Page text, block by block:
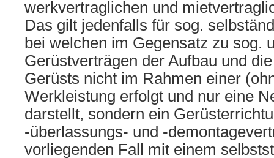
werkvertraglichen und
Das gilt jedenfalls für sog.
bei welchen im Gegensatz zu sog.
Gerüstverträgen der Aufbau und
Gerüsts nicht im Rahmen einer
Werkleistung erfolgt und nur eine
darstellt, sondern ein
-überlassungs- und -
vorliegenden Fall mit einem